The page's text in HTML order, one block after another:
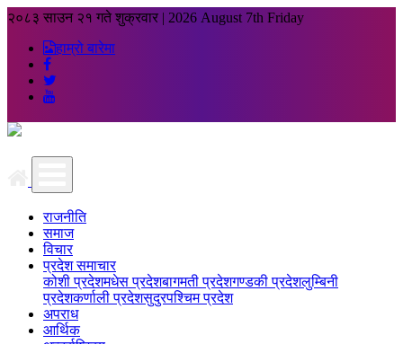
२०८३ साउन २१ गते शुक्रवार | 2026 August 7th Friday
हाम्रो बारेमा
राजनीति
समाज
विचार
प्रदेश समाचार
कोशी प्रदेशमधेस प्रदेशबागमती प्रदेशगण्डकी प्रदेशलुम्बिनी
प्रदेशकर्णाली प्रदेशसुदुरपश्चिम प्रदेश
अपराध
आर्थिक